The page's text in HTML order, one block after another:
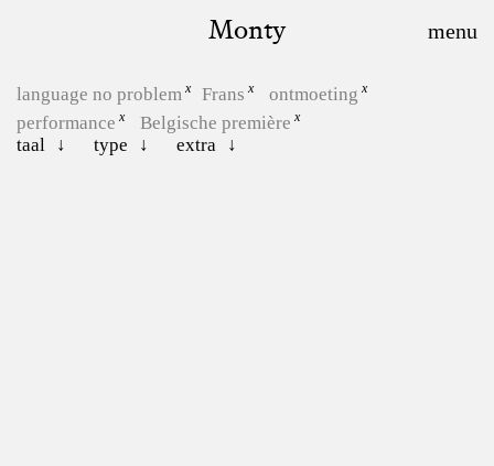
Monty
language no problem Frans
ontmoeting
performance
Belgische première
taal
type extra